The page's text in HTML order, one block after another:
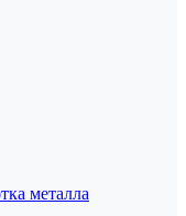
металла